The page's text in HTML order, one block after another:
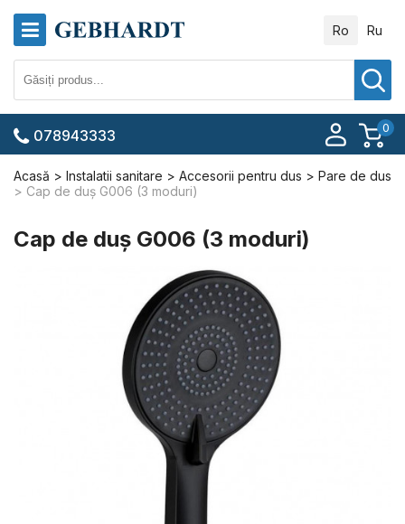
Ro Ru
0
078943333
Acasă Instalatii sanitare Accesorii pentru dus
Pare de dus
Cap de duș G006 (3 moduri)
Cap de duș G006 (3 moduri)